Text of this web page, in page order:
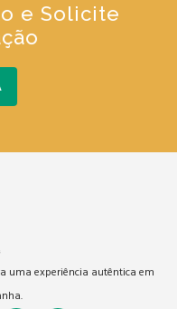
e Solicite
uma experiência autêntica em